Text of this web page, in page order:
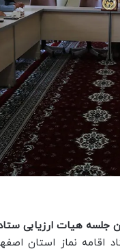
جلسه هیات ارزیابی
اقامه نماز استان